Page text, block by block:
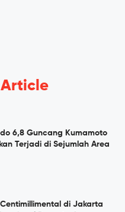
6,8 Guncang Kumamoto
Terjadi di Sejumlah Area
Centimillimental di Jakarta